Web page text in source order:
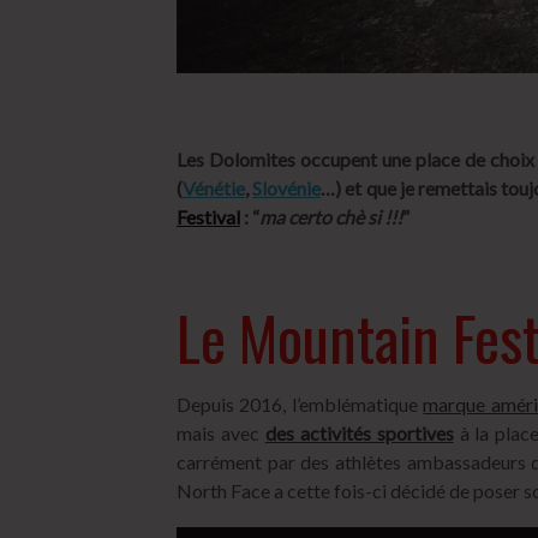
Les Dolomites occupent une place de
(Vénétie Slovénie …) et que je remettais
Festival : “ma certo chè si !!!”
Le Mountain
Depuis 2016, l’emblématique marque
mais avec des activités sportivesà la
carrément par des athlètes
North Face a cette fois-ci décidé de poser